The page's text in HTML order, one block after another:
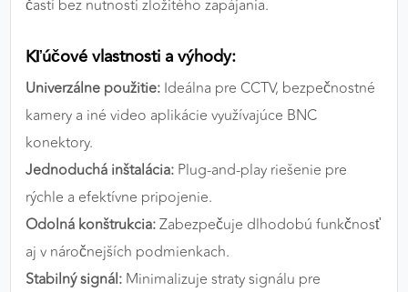
častí bez nutnosti zložitého zapájania.
Kľúčové vlastnosti a výhody:
Univerzálne použitie: Ideálna pre CCTV, bezpečnostné
kamery a iné video aplikácie využívajúce BNC
konektory.
Jednoduchá inštalácia: Plug-and-play riešenie pre
rýchle a efektívne pripojenie.
Odolná konštrukcia:Zabezpečuje dlhodobú funkčnosť
aj v náročnejších podmienkach.
Stabilný signál: Minimalizuje straty signálu pre